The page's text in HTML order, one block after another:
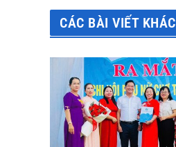
CÁC BÀI VIẾT KHÁC